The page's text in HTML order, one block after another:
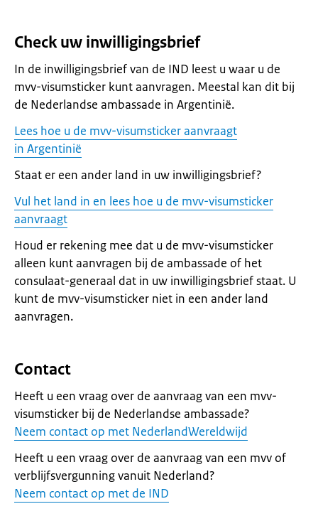
Check uw inwilligingsbrief
In de inwilligingsbrief van de IND leest u waar u de
mvv-visumsticker kunt aanvragen. Meestal kan dit bij
de Nederlandse ambassade in Argentinië.
Lees hoe u de mvv-visumsticker aanvraagt
in Argentinië
Staat er een ander land in uw inwilligingsbrief?
Vul het land in en lees hoe u de mvv-visumsticker
aanvraagt
Houd er rekening mee dat u de mvv-visumsticker
alleen kunt aanvragen bij de ambassade of het
consulaat-generaal dat in uw inwilligingsbrief staat. U
kunt de mvv-visumsticker niet in een ander land
aanvragen.
Contact
Heeft u een vraag over de aanvraag van een mvv-
visumsticker bij de Nederlandse ambassade?
Neem contact op met NederlandWereldwijd
Heeft u een vraag over de aanvraag van een mvv of
verblijfsvergunning vanuit Nederland?
Neem contact op met de IND